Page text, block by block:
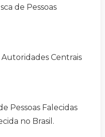
de Pessoas
Autoridades Centrais
Pessoas Falecidas
no Brasil.